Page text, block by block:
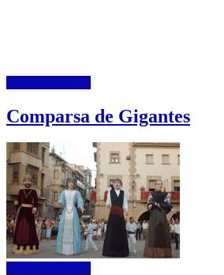
Comparsa de Gigantes